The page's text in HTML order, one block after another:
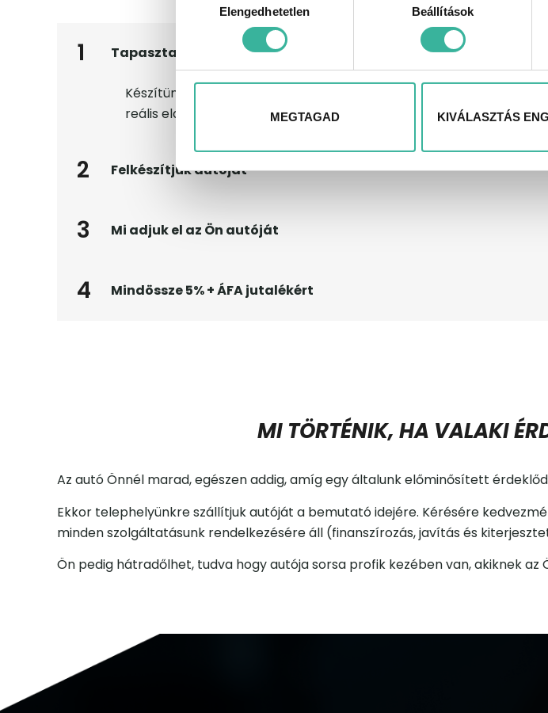
kiválasztásaElengedhetetlen Beállítások
MEGTAGAD KIVÁLASZTÁS
1 Tapasztalt szakértői csapatunk felveszi Önnel a kapcsolatot
Készítünk Önnek egy piaci helyzetjelentést, amiben értékeljük a
reális eladási árra.
2 Felkészítjük autóját
3 Mi adjuk el az Ön autóját
4 Mindössze 5% + ÁFA jutalékért
MI TÖRTÉNIK, HA VALAKI
Az autó Önnél marad, egészen addig, amíg egy általunk előminősített
Ekkor telephelyünkre szállítjuk autóját a bemutató idejére. Kérésére
minden szolgáltatásunk rendelkezésére áll (finanszírozás, javítás és
Ön pedig hátradőlhet, tudva hogy autója sorsa profik kezében van, akiknek az